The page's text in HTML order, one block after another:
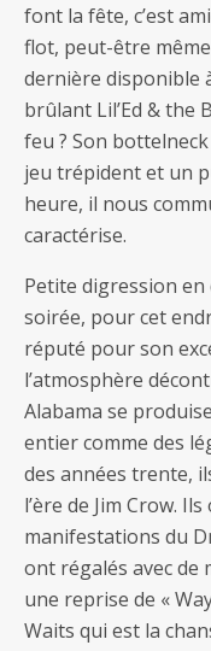
font la fête, c’est
flot, peut-être
dernière disponible
brûlant Lil’Ed & the
feu ? Son
jeu trépident et un
heure, il nous
caractérise.
Petite digression en
soirée, pour cet
réputé pour son
l’atmosphère
Alabama se
entier comme des
des années trente,
l’ère de Jim Crow.
manifestations du
ont régalés avec de
une reprise de «
Waits qui est la